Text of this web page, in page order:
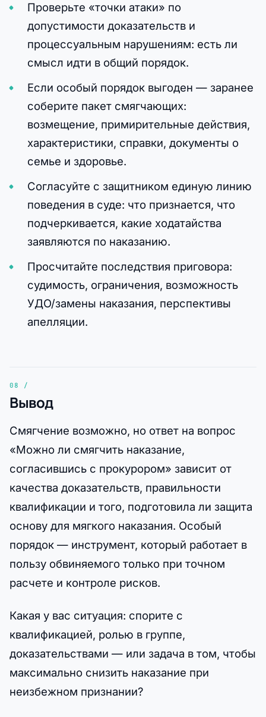
Проверьте «точки атаки» по
допустимости доказательств и
процессуальным нарушениям: есть ли
смысл идти в общий порядок.
Если особый порядок выгоден — заранее
соберите пакет смягчающих:
возмещение, примирительные действия,
характеристики, справки, документы о
семье и здоровье.
Согласуйте с защитником единую линию
поведения в суде: что признается, что
подчеркивается, какие ходатайства
заявляются по наказанию.
Просчитайте последствия приговора:
судимость, ограничения, возможность
УДО/замены наказания, перспективы
апелляции.
Вывод
Смягчение возможно, но ответ на вопрос
«Можно ли смягчить наказание,
согласившись с прокурором» зависит от
качества доказательств, правильности
квалификации и того, подготовила ли защита
основу для мягкого наказания. Особый
порядок — инструмент, который работает в
пользу обвиняемого только при точном
расчете и контроле рисков.
Какая у вас ситуация: спорите с
квалификацией, ролью в группе,
доказательствами — или задача в том, чтобы
максимально снизить наказание при
неизбежном признании?